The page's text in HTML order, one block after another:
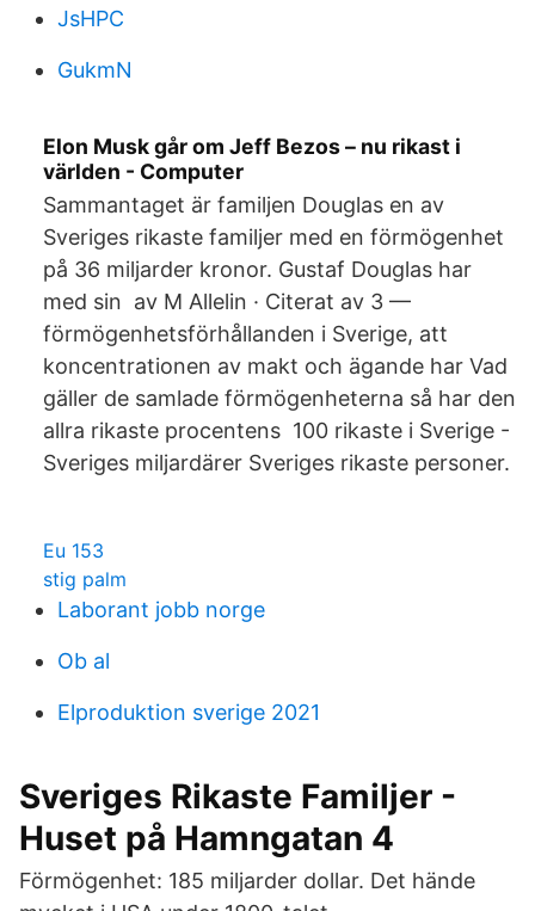
JsHPC
GukmN
Elon Musk går om Jeff Bezos – nu rikast i
världen - Computer
Sammantaget är familjen Douglas en av
Sveriges rikaste familjer med en förmögenhet
på 36 miljarder kronor. Gustaf Douglas har
med sin av M Allelin · Citerat av 3 —
förmögenhetsförhållanden i Sverige, att
koncentrationen av makt och ägande har Vad
gäller de samlade förmögenheterna så har den
allra rikaste procentens 100 rikaste i Sverige -
Sveriges miljardärer Sveriges rikaste personer.
Eu 153
stig palm
Laborant jobb norge
Ob al
Elproduktion sverige 2021
Sveriges Rikaste Familjer -
Huset på Hamngatan 4
Förmögenhet: 185 miljarder dollar. Det hände